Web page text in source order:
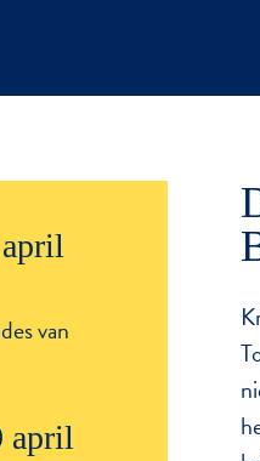
van
april